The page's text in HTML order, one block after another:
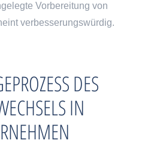
Vorbereitung von
verbesserungswürdig.
DES
IN